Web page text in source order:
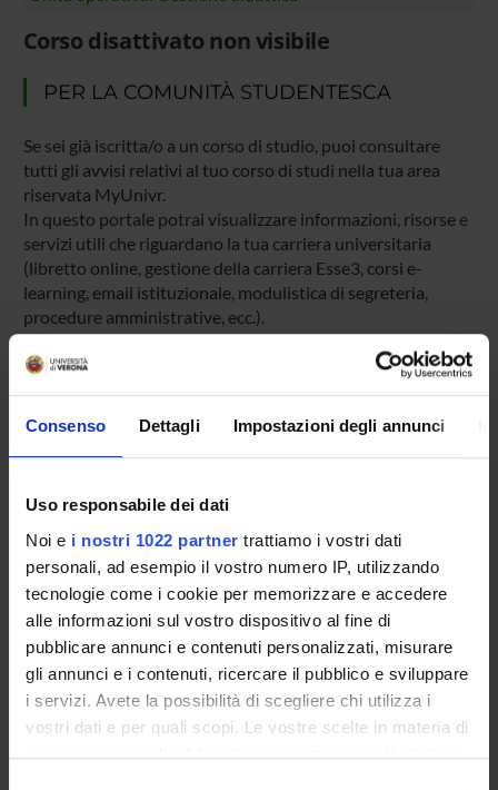
Consenso Dettagli Impostazioni degli annunci
Uso responsabile dei dati
Noi e i nostri 1022 partner trattiamo i vostri dati
personali, ad esempio il vostro numero IP, utilizzando
tecnologie come i cookie per memorizzare e accedere
alle informazioni sul vostro dispositivo al fine di
pubblicare annunci e contenuti personalizzati, misurare
gli annunci e i contenuti, ricercare il pubblico e sviluppare
i servizi. Avete la possibilità di scegliere chi utilizza i
vostri dati e per quali scopi. Le vostre scelte in materia di
privacy sono applicabili solo su questa proprietà digitale
Corso disattivato non visibile
PER LA COMUNITÀ STUDENTESCA
Se sei già iscritta/o a un corso di studio, puoi consultare
tutti gli avvisi relativi al tuo corso di studi nella tua area
riservata MyUnivr.
In questo portale potrai visualizzare informazioni, risorse e
servizi utili che riguardano la tua carriera universitaria
(libretto online, gestione della carriera Esse3, corsi e-
learning, email istituzionale, modulistica di segreteria,
procedure amministrative, ecc.).
Entra in MyUnivr con le tue credenziali GIA: solo così
potrai ricevere notifica di tutti gli avvisi dei tuoi docenti e
della tua segreteria via mail e anche tramite l'app Univr.
Insegnamenti
Calendario didattico
Piani didattici e Guide dello studente
Calendario esami
Organi collegiali e di governo
Bacheca avvisi
Agevolazioni economiche
Alloggi